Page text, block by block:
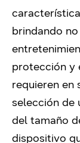
brindando
protección y
requieren en
selección de
del tamaño
dispositivo